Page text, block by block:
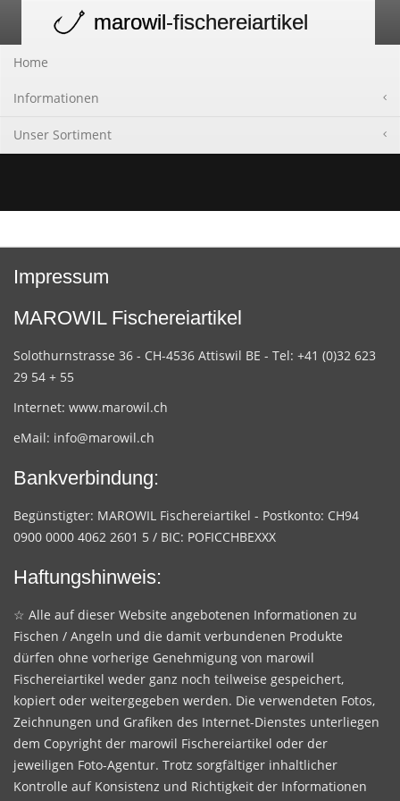
navigation
marowil-fischereiartikel
Home
Informationen
Unser Sortiment
Impressum
MAROWIL Fischereiartikel
Solothurnstrasse 36 - CH-4536 Attiswil BE - Tel: +41 (0)32 623
29 54 + 55
Internet: www.marowil.ch
eMail: info@marowil.ch
Bankverbindung:
Begünstigter: MAROWIL Fischereiartikel - Postkonto: CH94
0900 0000 4062 2601 5 / BIC: POFICCHBEXXX
Haftungshinweis:
☆ Alle auf dieser Website angebotenen Informationen zu
Fischen / Angeln und die damit verbundenen Produkte
dürfen ohne vorherige Genehmigung von marowil
Fischereiartikel weder ganz noch teilweise gespeichert,
kopiert oder weitergegeben werden. Die verwendeten Fotos,
Zeichnungen und Grafiken des Internet-Dienstes unterliegen
dem Copyright der marowil Fischereiartikel oder der
jeweiligen Foto-Agentur. Trotz sorgfältiger inhaltlicher
Kontrolle auf Konsistenz und Richtigkeit der Informationen